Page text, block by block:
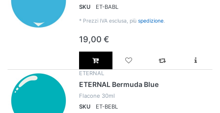
SKU
ET-BABL
* Prezzi IVA esclusa, più spedizione.
19,00 €
ETERNAL
ETERNAL Bermuda Blue
Flacone 30ml
SKU
ET-BEBL